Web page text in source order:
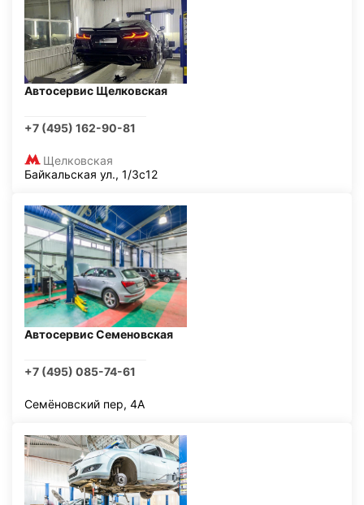
Автосервис Щелковская
+7 (495) 162-90-81
Щелковская
Байкальская ул., 1/3с12
Автосервис Семеновская
+7 (495) 085-74-61
Семёновский пер, 4А